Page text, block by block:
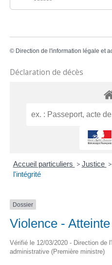
© Direction de l'information légale et
Déclaration de décès
Accueil particuliers > Justice >
l'intégrité
Dossier
Violence -
Vérifié le 12/03/2020 - Direction de
administrative (Première ministre)